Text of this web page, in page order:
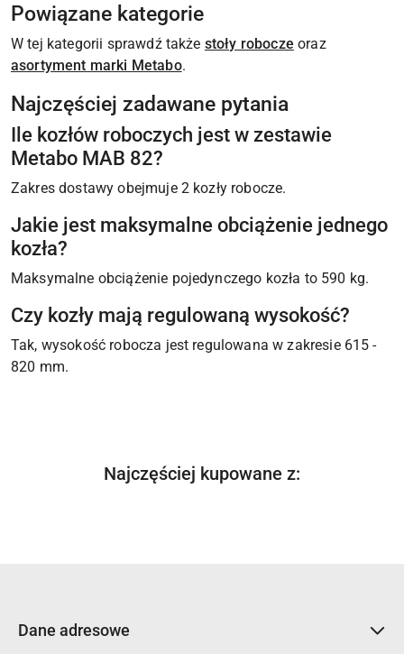
Powiązane kategorie
W tej kategorii sprawdź także stoły robocze oraz
asortyment marki Metabo.
Najczęściej zadawane pytania
Ile kozłów roboczych jest w zestawie
Metabo MAB 82?
Zakres dostawy obejmuje 2 kozły robocze.
Jakie jest maksymalne obciążenie jednego
kozła?
Maksymalne obciążenie pojedynczego kozła to 590 kg.
Czy kozły mają regulowaną wysokość?
Tak, wysokość robocza jest regulowana w zakresie 615 -
820 mm.
Pomiń karuzelę produktów
Produkty
Najczęściej kupowane z:
Dane adresowe